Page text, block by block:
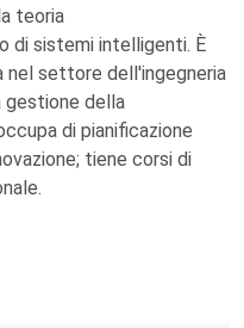
teoria
di sistemi intelligenti. È
settore dell'ingegneria
gestione della
di pianificazione
tiene corsi di